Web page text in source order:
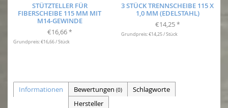
STÜTZTELLER FÜR
FIBERSCHEIBE 115 MM MIT
M14-GEWINDE
€16,66 *
Grundpreis: €16,66 / Stück
3 STÜCK TRENNSCHEIBE 115 X
1,0 MM (EDELSTAHL)
€14,25 *
Grundpreis: €14,25 / Stück
Informationen Bewertungen (0)
Schlagworte
Hersteller